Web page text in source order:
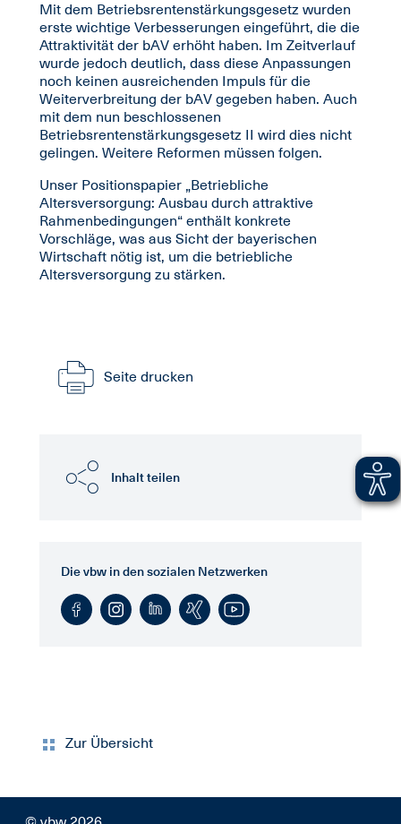
Mit dem Betriebsrentenstärkungsgesetz wurden
erste wichtige Verbesserungen eingeführt, die die
Attraktivität der bAV erhöht haben. Im Zeitverlauf
wurde jedoch deutlich, dass diese Anpassungen
noch keinen ausreichenden Impuls für die
Weiterverbreitung der bAV gegeben haben. Auch
mit dem nun beschlossenen
Betriebsrentenstärkungsgesetz II wird dies nicht
gelingen. Weitere Reformen müssen folgen.
Unser Positionspapier „Betriebliche
Altersversorgung: Ausbau durch attraktive
Rahmenbedingungen“ enthält konkrete
Vorschläge, was aus Sicht der bayerischen
Wirtschaft nötig ist, um die betriebliche
Altersversorgung zu stärken.
Seite drucken
Inhalt teilen
Die vbw in den sozialen Netzwerken
Zur Übersicht